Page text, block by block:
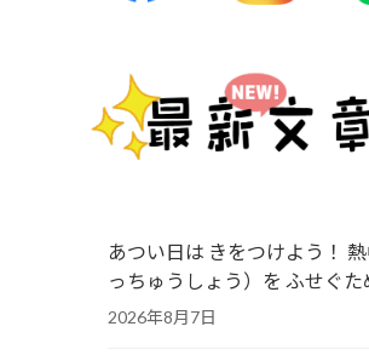
あつい日は きをつけよう！
っちゅうしょう）を ふせぐた
2026年8月7日